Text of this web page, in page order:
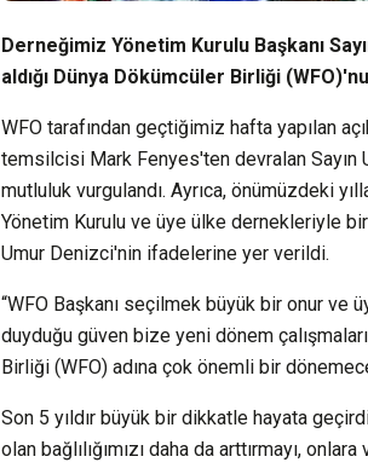
Derneğimiz Yönetim Kurulu Başkanı
aldığı Dünya Dökümcüler Birliği
WFO tarafından geçtiğimiz hafta yapılan
temsilcisi Mark Fenyes'ten devralan Sayın
mutluluk vurgulandı. Ayrıca, önümüzdeki
Yönetim Kurulu ve üye ülke dernekleriyle
Umur Denizci'nin ifadelerine yer verildi.
“WFO Başkanı seçilmek büyük bir onur ve
duyduğu güven bize yeni dönem
Birliği (WFO) adına çok önemli bir
Son 5 yıldır büyük bir dikkatle hayata
olan bağlılığımızı daha da arttırmayı,